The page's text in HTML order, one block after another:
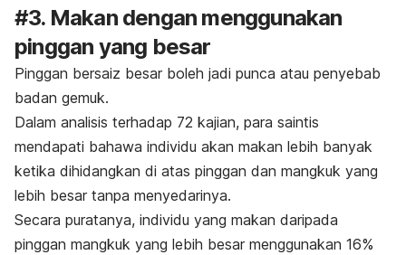
#3. Makan dengan menggunakan
pinggan yang besar
Pinggan bersaiz besar boleh jadi punca atau penyebab
badan gemuk.
Dalam analisis terhadap 72 kajian, para saintis
mendapati bahawa individu akan makan lebih banyak
ketika dihidangkan di atas pinggan dan mangkuk yang
lebih besar tanpa menyedarinya.
Secara puratanya, individu yang makan daripada
pinggan mangkuk yang lebih besar menggunakan 16%